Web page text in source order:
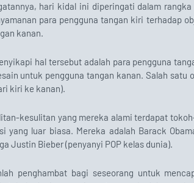
hari kidal ini diperingati dalam
para pengguna tangan kiri terhadap
kanan.
hal tersebut adalah para pengguna
untuk pengguna tangan kanan. Salah satu
kiri ke kanan).
kesulitan yang mereka alami terdapat
luar biasa. Mereka adalah Barack
Justin Bieber (penyanyi POP kelas dunia).
penghambat bagi seseorang untuk